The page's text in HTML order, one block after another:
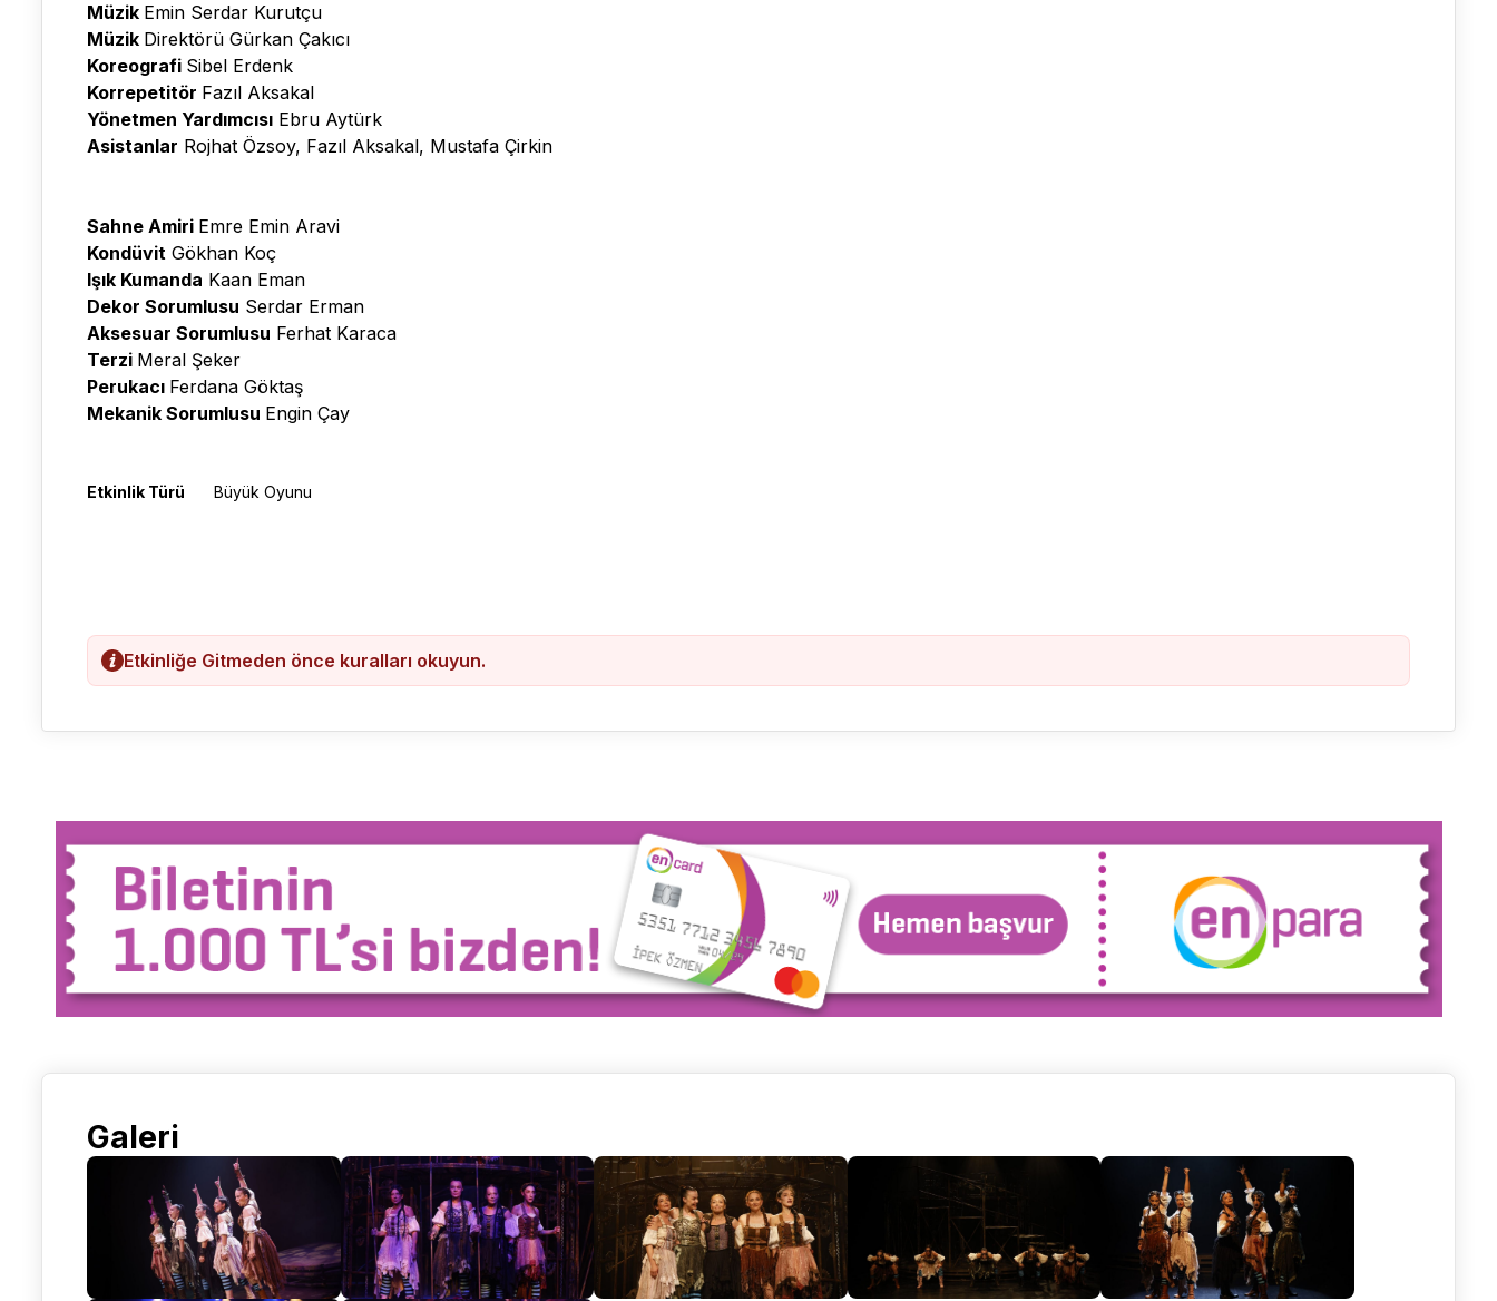
Müzik Emin Serdar Kurutçu
Müzik Direktörü Gürkan Çakıcı
Koreografi Sibel Erdenk
Korrepetitör Fazıl Aksakal
Yönetmen Yardımcısı Ebru Aytürk
Asistanlar Rojhat Özsoy, Fazıl Aksakal, Mustafa Çirkin
Sahne Amiri Emre Emin Aravi
Kondüvit Gökhan Koç
Işık Kumanda Kaan Eman
Dekor Sorumlusu Serdar Erman
Aksesuar Sorumlusu Ferhat Karaca
Terzi Meral Şeker
Perukacı Ferdana Göktaş
Mekanik Sorumlusu Engin Çay
Etkinlik Türü Büyük Oyunu
Etkinliğe Gitmeden önce kuralları okuyun.
Galeri